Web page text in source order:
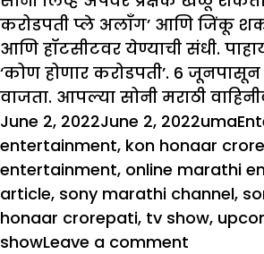
करोडपती प्ले अलॉंग’ आणि जिंकू
आणि हॉटसीटवर येण्याची संधी.
‘कोण होणार करोडपती’. 6 जूनपासून
वाजता. आपल्या सोनी मराठी
Posted
on
June 2, 2022June 2, 2022Author
uma
entertainment, kon honaar
entertainment, online marathi
article, sony marathi channel,
honaar crorepati, tv show,
showLeave a comment